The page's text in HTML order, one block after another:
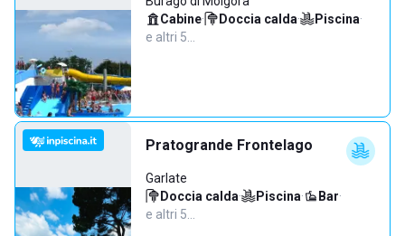
Cabine· Doccia calda· Piscina·
e altri 5…
Pratogrande Frontelago
Garlate
Doccia calda· Piscina· Bar·
e altri 5…